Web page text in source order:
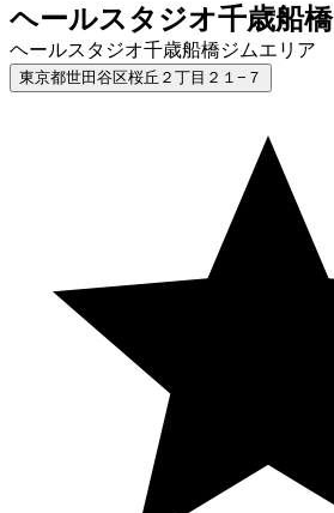
ヘールスタジオ千歳船橋
ヘールスタジオ千歳船橋ジムエリア
東京都世田谷区桜丘２丁目２１−７